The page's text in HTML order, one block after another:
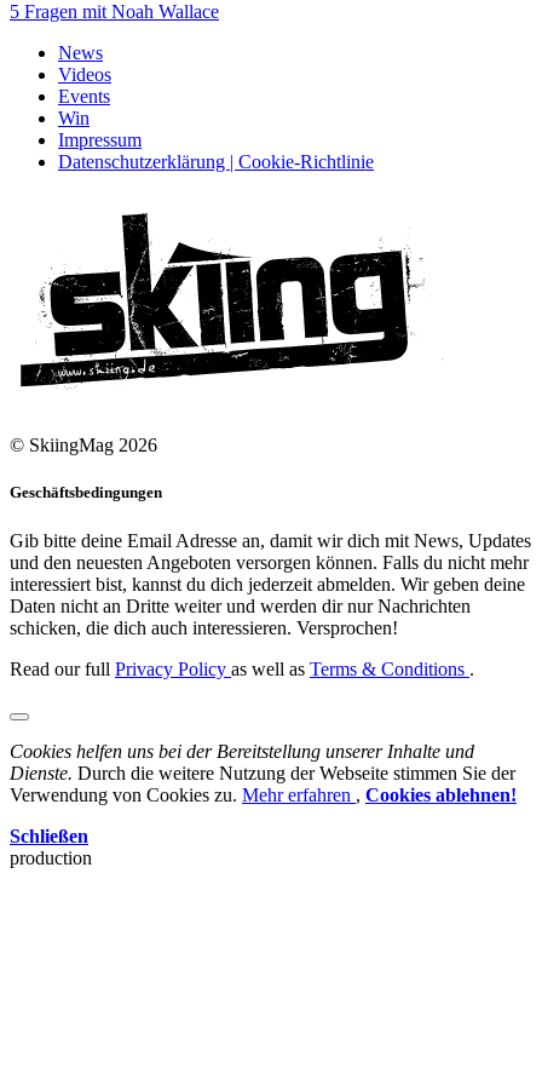
5 Fragen mit Noah Wallace
News
Videos
Events
Win
Impressum
Datenschutzerklärung | Cookie-Richtlinie
© SkiingMag 2026
Geschäftsbedingungen
Gib bitte deine Email Adresse an, damit wir dich mit News, Updates
und den neuesten Angeboten versorgen können. Falls du nicht mehr
interessiert bist, kannst du dich jederzeit abmelden. Wir geben deine
Daten nicht an Dritte weiter und werden dir nur Nachrichten
schicken, die dich auch interessieren. Versprochen!
Read our full Privacy Policy as well as Terms & Conditions .
Cookies helfen uns bei der Bereitstellung unserer Inhalte und
Dienste. Durch die weitere Nutzung der Webseite stimmen Sie der
Verwendung von Cookies zu. Mehr erfahren , Cookies ablehnen!
Schließen
production